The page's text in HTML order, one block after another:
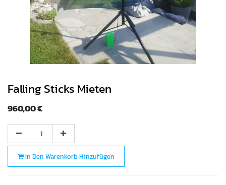
Falling Sticks Mieten
960,00€
In Den Warenkorb Hinzufügen